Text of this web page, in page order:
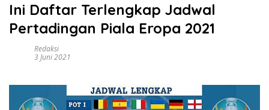
Ini Daftar Terlengkap Jadwal
Pertadingan Piala Eropa 2021
Redaksi
3 Juni 2021